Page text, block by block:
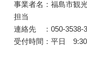
事業者名：福島市観
担当
連絡先 ：050-3538-
受付時間：平日 9:30